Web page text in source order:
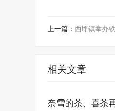
上一篇： 西坪镇举办
相关文章
奈雪的茶、喜茶